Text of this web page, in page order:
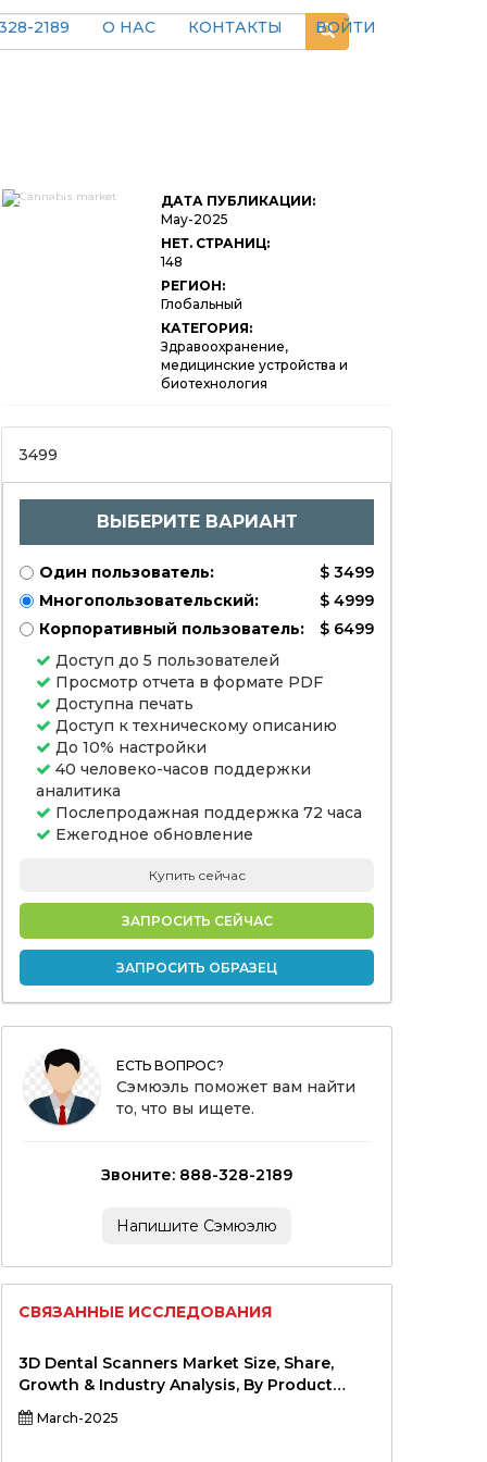
2189 О НАС КОНТАКТЫ
ВОЙТИ
Cannabis Market
Size, Share,
By End User
(Pharmaceuticals,
Food & Beverage,
ДАТА ПУБЛИКАЦИИ:
May-2025
НЕТ. СТРАНИЦ:
148
РЕГИОН:
Глобальный
КАТЕГОРИЯ:
Здравоохранение,
медицинские устройства и
биотехнология
3499
ВЫБЕРИТЕ ВАРИАНТ
Один пользователь:
$ 3499
Многопользовательский:
$ 4999
Корпоративный пользователь:
$ 6499
Доступ до 5 пользователей
Просмотр отчета в формате PDF
Доступна печать
Доступ к техническому описанию
До 10% настройки
40 человеко-часов поддержки
аналитика
Послепродажная поддержка 72 часа
Ежегодное обновление
Купить сейчас
ЗАПРОСИТЬ СЕЙЧАС
ЗАПРОСИТЬ ОБРАЗЕЦ
ЕСТЬ ВОПРОС?
Сэмюэль поможет вам найти
то, что вы ищете.
Звоните: 888-328-2189
Напишите Сэмюэлю
СВЯЗАННЫЕ ИССЛЕДОВАНИЯ
3D Dental Scanners Market Size, Share,
Growth & Industry Analysis, By Product
Type (Intraoral Scanners, Extraoral
Scanners, Hybrid Scanners), By Application
March-2025